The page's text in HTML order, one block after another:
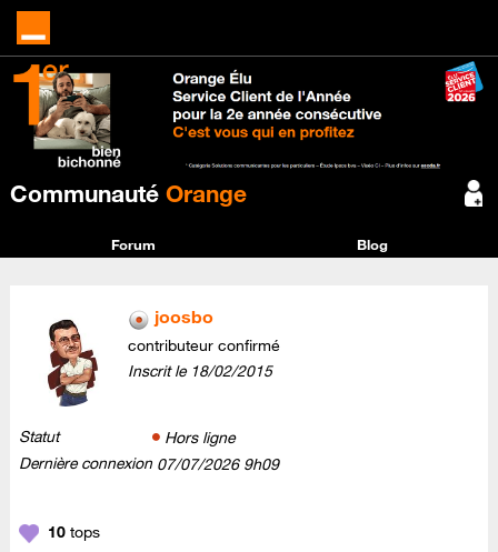
Communauté Orange
Forum Blog
joosbo
contributeur confirmé
Inscrit le ‎18/02/2015
Statut
Hors ligne
Dernière connexion ‎07/07/2026 9h09
10 tops